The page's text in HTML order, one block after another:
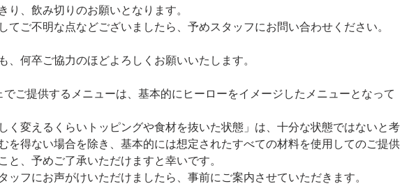
り、飲み切りのお願いとなります。
てご不明な点などございましたら、予めスタッフにお問い合わせください。
、何卒ご協力のほどよろしくお願いいたします。
ご提供するメニューは、基本的にヒーローをイメージしたメニューとなって
く変えるくらいトッピングや食材を抜いた状態」は、十分な状態ではないと考
を得ない場合を除き、基本的には想定されたすべての材料を使用してのご提供
と、予めご了承いただけますと幸いです。
ッフにお声がけいただけましたら、事前にご案内させていただきます。